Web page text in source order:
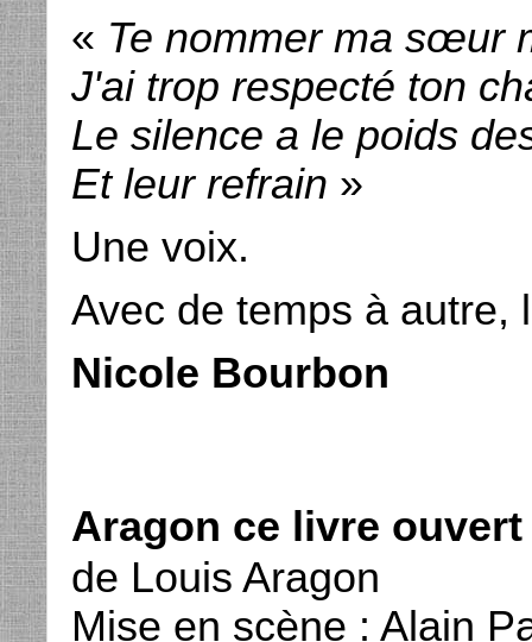
« Te nommer ma sœur
J'ai trop respecté ton
Le silence a le poids
Et leur refrain »
Une voix.
Avec de temps à autre,
Nicole Bourbon
Aragon ce livre ouvert
de Louis Aragon
Mise en scène : Alain